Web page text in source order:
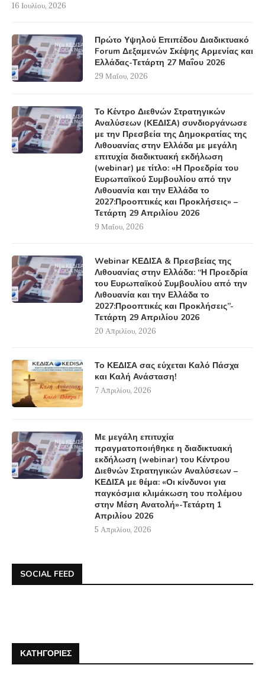
16 Ιουλίου, 2026
Πρώτο Υψηλού Επιπέδου Διαδικτυακό
Forum Δεξαμενών Σκέψης Αρμενίας και
Ελλάδας-Τετάρτη 27 Μαΐου 2026
29 Μαΐου, 2026
Το Κέντρο Διεθνών Στρατηγικών
Αναλύσεων (ΚΕΔΙΣΑ) συνδιοργάνωσε
με την Πρεσβεία της Δημοκρατίας της
Λιθουανίας στην Ελλάδα με μεγάλη
επιτυχία διαδικτυακή εκδήλωση
(webinar) με τίτλο: «Η Προεδρία του
Ευρωπαϊκού Συμβουλίου από την
Λιθουανία και την Ελλάδα το
2027:Προοπτικές και Προκλήσεις» –
Τετάρτη 29 Απριλίου 2026
9 Μαΐου, 2026
Webinar ΚΕΔΙΣΑ & Πρεσβείας της
Λιθουανίας στην Ελλάδα: “Η Προεδρία
του Ευρωπαϊκού Συμβουλίου από την
Λιθουανία και την Ελλάδα το
2027:Προοπτικές και Προκλήσεις”-
Τετάρτη 29 Απριλίου 2026
20 Απριλίου, 2026
Το ΚΕΔΙΣΑ σας εύχεται Καλό Πάσχα
και Καλή Ανάσταση!
7 Απριλίου, 2026
Με μεγάλη επιτυχία
πραγματοποιήθηκε η διαδικτυακή
εκδήλωση (webinar) του Κέντρου
Διεθνών Στρατηγικών Αναλύσεων –
ΚΕΔΙΣΑ με θέμα: «Οι κίνδυνοι για
παγκόσμια κλιμάκωση του πολέμου
στην Μέση Ανατολή»-Τετάρτη 1
Απριλίου 2026
5 Απριλίου, 2026
SOCIAL FEED
ΚΑΤΗΓΟΡΊΕΣ